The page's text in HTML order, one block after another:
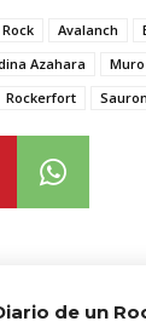
Avalanch
Azahara Muro
Rockerfort
de un